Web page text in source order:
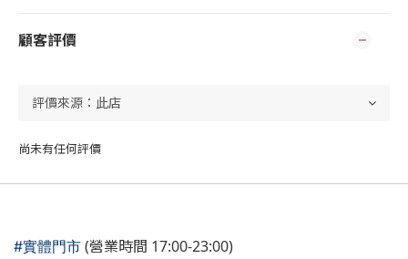
顧客評價
尚未有任何評價
#實體門市 (營業時間 17:00-23:00)